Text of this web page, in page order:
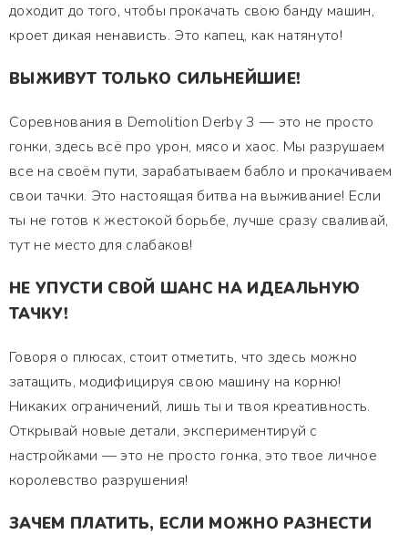
доходит до того, чтобы прокачать свою банду машин,
кроет дикая ненависть. Это капец, как натянуто!
ВЫЖИВУТ ТОЛЬКО СИЛЬНЕЙШИЕ!
Соревнования в Demolition Derby 3 — это не просто
гонки, здесь всё про урон, мясо и хаос. Мы разрушаем
все на своём пути, зарабатываем бабло и прокачиваем
свои тачки. Это настоящая битва на выживание! Если
ты не готов к жестокой борьбе, лучше сразу сваливай,
тут не место для слабаков!
НЕ УПУСТИ СВОЙ ШАНС НА ИДЕАЛЬНУЮ
ТАЧКУ!
Говоря о плюсах, стоит отметить, что здесь можно
затащить, модифицируя свою машину на корню!
Никаких ограничений, лишь ты и твоя креативность.
Открывай новые детали, экспериментируй с
настройками — это не просто гонка, это твое личное
королевство разрушения!
ЗАЧЕМ ПЛАТИТЬ, ЕСЛИ МОЖНО РАЗНЕСТИ